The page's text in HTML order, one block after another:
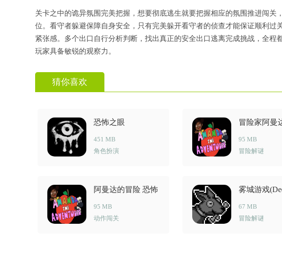
关卡之中的诡异氛围完美把握，想要彻底逃生就要把握相应的氛围推进闯关
位。看守者躲避保障自身安全，只有完美躲开看守者的侦查才能保证顺利
紧张感。多个出口自行分析判断，找出真正的安全出口逃离完成挑战，全
玩家具备敏锐的观察力。
猜你喜欢
恐怖之眼
451 MB
角色扮演
冒险家阿曼
95 MB
冒险解谜
阿曼达的冒险 恐怖
95 MB
动作闯关
雾城游戏
67 MB
冒险解谜